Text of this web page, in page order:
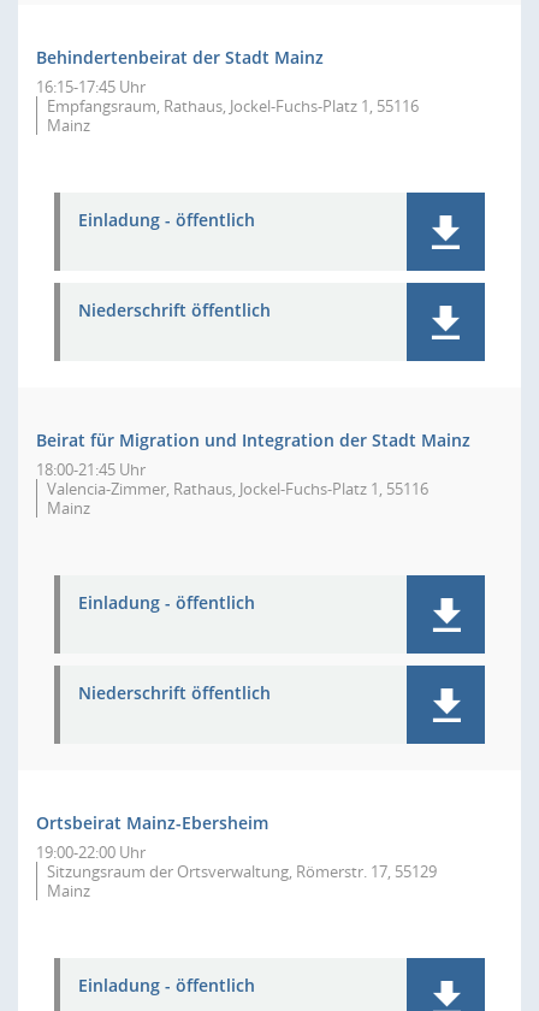
Behindertenbeirat der Stadt Mainz
16:15-17:45 Uhr
Empfangsraum, Rathaus, Jockel-Fuchs-Platz 1, 55116
Mainz
Einladung - öffentlich
Niederschrift öffentlich
Beirat für Migration und Integration der Stadt Mainz
18:00-21:45 Uhr
Valencia-Zimmer, Rathaus, Jockel-Fuchs-Platz 1, 55116
Mainz
Einladung - öffentlich
Niederschrift öffentlich
Ortsbeirat Mainz-Ebersheim
19:00-22:00 Uhr
Sitzungsraum der Ortsverwaltung, Römerstr. 17, 55129
Mainz
Einladung - öffentlich